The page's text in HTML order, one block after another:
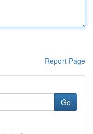
Report Page
Go